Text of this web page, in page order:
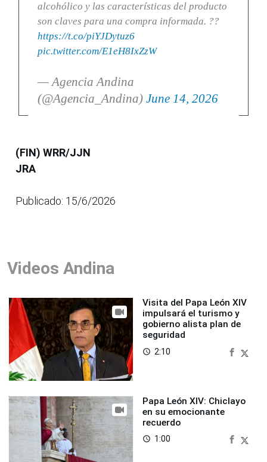
alcohólico y las características del producto
son claves para una compra informada. ??
https://t.co/piYJDytuz6
pic.twitter.com/E1eH8IxZzW
— Agencia Andina
(@Agencia_Andina) June 14, 2026
(FIN) WRR/JJN
JRA
Publicado: 15/6/2026
Videos Andina
Visita del Papa León XIV
impulsará el turismo y
gobierno alista plan de
seguridad
access_time 2:10
Papa León XIV: Chiclayo
en su emocionante
recuerdo
access_time 1:00